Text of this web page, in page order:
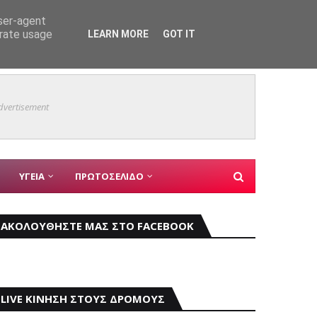
ΑΣΤΥΝΟΜΙΚΑ
ΥΓΕΙΑ ΠΡΩΤΟΣΕΛΙΔΟ
ΑΚΟΛΟΥΘΗΣΤΕ ΜΑΣ ΣΤΟ FACEBOOK
LIVE ΚΙΝΗΣΗ ΣΤΟΥΣ ΔΡΟΜΟΥΣ
agent
usage
LEARN MORE GOT IT